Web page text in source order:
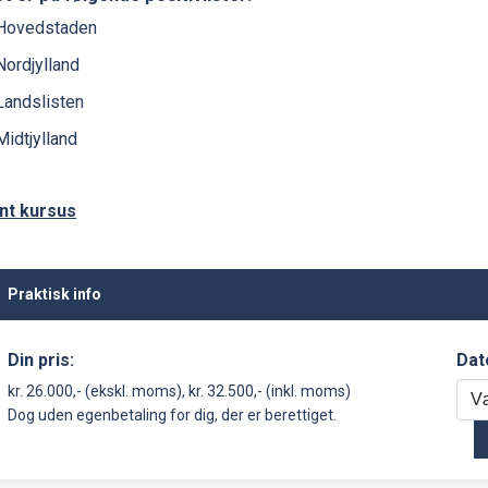
kursus
Praktisk info
Din pris:
kr. 26.000,- (ekskl. moms), kr. 32.500,- (inkl. moms)
Dog uden egenbetaling for dig, der er berettiget.